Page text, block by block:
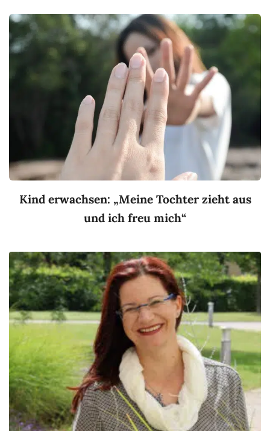
Kind erwachsen: „Meine Tochter zieht aus
und ich freu mich“